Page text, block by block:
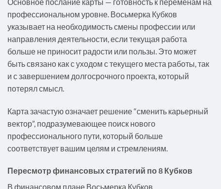
профессиональном уровне. Восьмерка Кубков
указывает на необходимость смены профессии или
направления деятельности, если текущая работа
больше не приносит радости или пользы. Это может
быть связано как с уходом с текущего места работы, так
и с завершением долгосрочного проекта, который
потерял смысл.
Карта зачастую означает решение “сменить карьерный
вектор”, подразумевающее поиск нового
профессионального пути, который больше
соответствует вашим целям и стремлениям.
Пересмотр финансовых стратегий по 8 Кубков
В финансовом плане Восьмерка Кубков